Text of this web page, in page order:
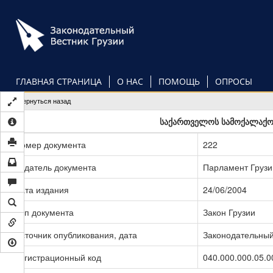
основному
содержанию
ГЛАВНАЯ СТРАНИЦА О НАС ПОМОЩЬ ОПРОСЫ
Вернуться назад
საქართველოს სამოქალაქო
Номер документа
222
Издатель документа
Парламент
Дата издания
24/06/2004
Тип документа
Закон Грузии
Источник опубликования, дата
Регистрационный код